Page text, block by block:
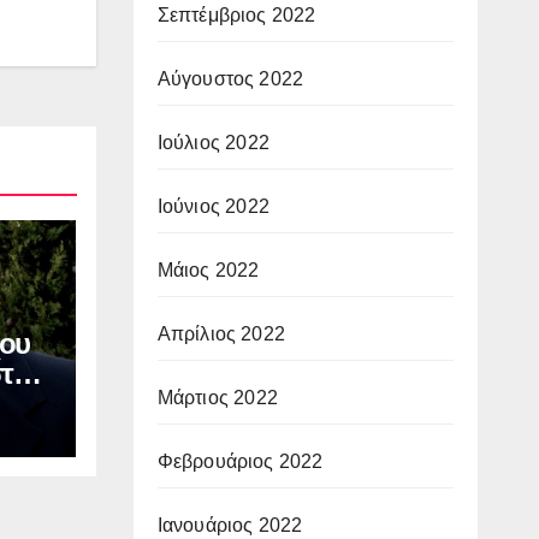
Σεπτέμβριος 2022
Αύγουστος 2022
Ιούλιος 2022
Ιούνιος 2022
Μάιος 2022
Απρίλιος 2022
Μάρτιος 2022
Φεβρουάριος 2022
Ιανουάριος 2022